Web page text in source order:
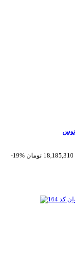
-19%
18,185,310 تومان